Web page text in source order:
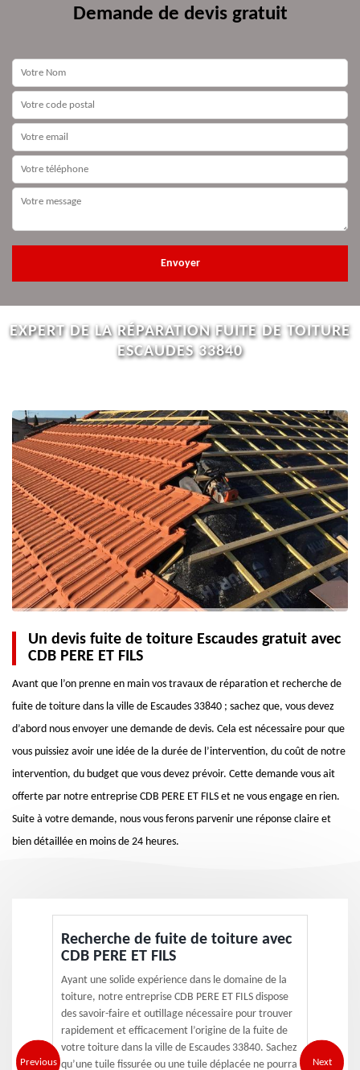
Demande de devis gratuit
EXPERT DE LA RÉPARATION FUITE DE TOITURE
ESCAUDES 33840
Un devis fuite de toiture Escaudes gratuit avec
CDB PERE ET FILS
Avant que l’on prenne en main vos travaux de réparation et recherche de
fuite de toiture dans la ville de Escaudes 33840 ; sachez que, vous devez
d’abord nous envoyer une demande de devis. Cela est nécessaire pour que
vous puissiez avoir une idée de la durée de l’intervention, du coût de notre
intervention, du budget que vous devez prévoir. Cette demande vous ait
offerte par notre entreprise CDB PERE ET FILS et ne vous engage en rien.
Suite à votre demande, nous vous ferons parvenir une réponse claire et
bien détaillée en moins de 24 heures.
Previous
Recherche de fuite de toiture avec
CDB PERE ET FILS
Ayant une solide expérience dans le domaine de la
toiture, notre entreprise CDB PERE ET FILS dispose
des savoir-faire et outillage nécessaire pour trouver
rapidement et efficacement l’origine de la fuite de
votre toiture dans la ville de Escaudes 33840. Sachez
qu’une tuile fissurée ou une tuile déplacée ne pourra
Next